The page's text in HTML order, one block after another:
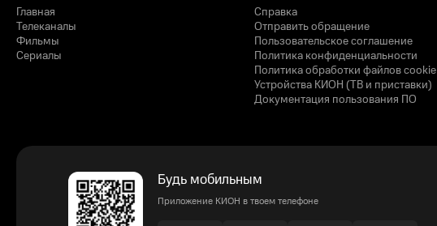
Главная
Телеканалы
Фильмы
Сериалы
Справка
Отправить обращение
Пользовательское соглашение
Политика конфиденциальности
Политика обработки файлов cookie
Устройства КИОН (ТВ и приставки)
Документация пользования ПО
Будь мобильным
Приложение КИОН в твоем телефоне